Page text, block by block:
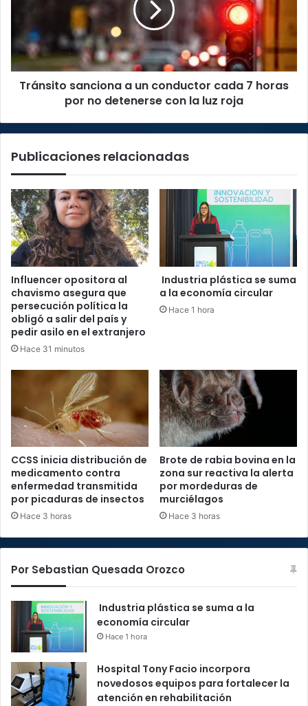
horas
por
no
roja
Tránsito sanciona a un conductor cada 7 horas
por no detenerse con la luz roja
Publicaciones relacionadas
Influencer opositora al
chavismo asegura que
persecución política la
obligó a salir del país y
pedir asilo en el extranjero
Hace 31 minutos
Industria plástica se suma
a la economía circular
Hace 1 hora
CCSS inicia distribución de
medicamento contra
enfermedad transmitida
por picaduras de insectos
Hace 3 horas
Brote de rabia bovina en la
zona sur reactiva la alerta
por mordeduras de
murciélagos
Hace 3 horas
Por Sebastian Quesada Orozco
Industria plástica se suma a la
economía circular
Hace 1 hora
Hospital Tony Facio incorpora
novedosos equipos para fortalecer la
atención en rehabilitación